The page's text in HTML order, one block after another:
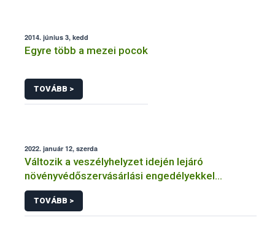
2014. június 3, kedd
Egyre több a mezei pocok
TOVÁBB >
2022. január 12, szerda
Változik a veszélyhelyzet idején lejáró
növényvédőszervásárlási engedélyekkel
kapcsolatos szabályozás
TOVÁBB >